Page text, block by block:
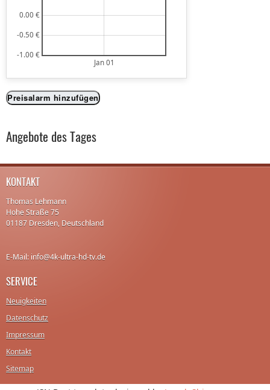
Jan 01
-1.00 €
-0.50 €
0.00 €
Preisalarm hinzufügen
Angebote des Tages
KONTAKT
Thomas Lehmann
Hohe Straße 75
01187 Dresden, Deutschland
E-Mail: info@4k-ultra-hd-tv.de
SERVICE
Neuigkeiten
Datenschutz
Impressum
Kontakt
Sitemap